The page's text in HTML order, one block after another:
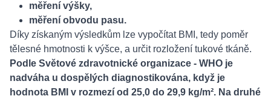
měření výšky,
měření obvodu pasu.
Díky získaným výsledkům lze vypočítat BMI, tedy poměr
tělesné hmotnosti k výšce, a určit rozložení tukové tkáně.
Podle Světové zdravotnické organizace - WHO je
nadváha u dospělých diagnostikována, když je
hodnota BMI v rozmezí od 25,0 do 29,9 kg/m². Na druhé